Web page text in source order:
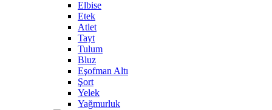
Elbise
Etek
Atlet
Tayt
Tulum
Bluz
Eşofman Altı
Şort
Yelek
Yağmurluk